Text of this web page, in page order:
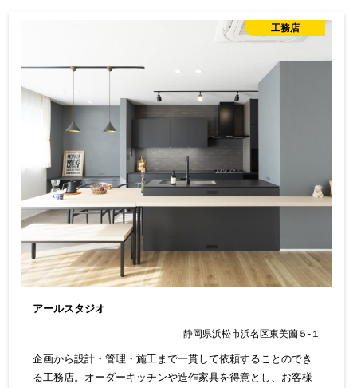
工務店
アールスタジオ
静岡県浜松市浜名区東美薗５-１
企画から設計・管理・施工まで一貫して依頼することのでき
る工務店。オーダーキッチンや造作家具を得意とし、お客様